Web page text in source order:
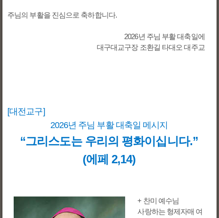
주님의 부활을 진심으로 축하합니다.
2026년 주님 부활 대축일에
대구대교구장 조환길 타대오 대주교
[대전교구]
2026년 주님 부활 대축일 메시지
“그리스도는 우리의 평화이십니다.”
(에페 2,14)
+ 찬미 예수님
사랑하는 형제자매 여